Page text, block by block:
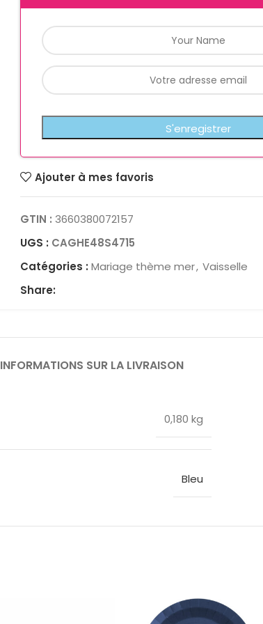
Ajouter à mes favoris
GTIN : 3660380072157
UGS : CAGHE48S4715
Catégories : Mariage thème mer, Vaisselle
Share:
INFORMATIONS SUR LA LIVRAISON
0,180 kg
Bleu